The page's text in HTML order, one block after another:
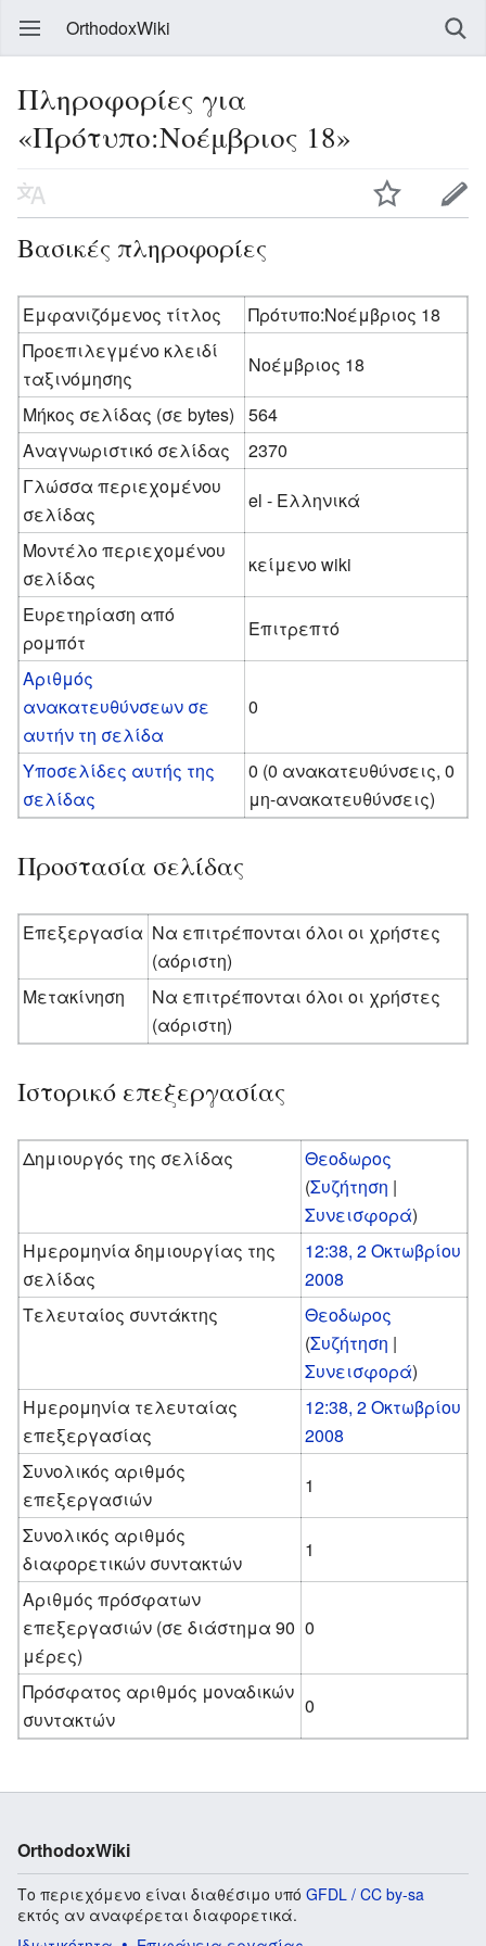
OrthodoxWiki
Πληροφορίες για
«Πρότυπο:Νοέμβριος 18»
Βασικές πληροφορίες
Εμφανιζόμενος τίτλος
Πρότυπο:Νοέμβριος 18
Προεπιλεγμένο κλειδί
ταξινόμησης
Νοέμβριος 18
Μήκος σελίδας (σε bytes)
564
Αναγνωριστικό σελίδας
2370
Γλώσσα περιεχομένου
σελίδας
el - Ελληνικά
Μοντέλο περιεχομένου
σελίδας
κείμενο wiki
Ευρετηρίαση από
ρομπότ
Επιτρεπτό
Αριθμός
ανακατευθύνσεων σε
αυτήν τη σελίδα
0
Υποσελίδες αυτής της
σελίδας
0 (0 ανακατευθύνσεις, 0
μη-ανακατευθύνσεις)
Προστασία σελίδας
Επεξεργασία Να επιτρέπονται όλοι οι χρήστες
(αόριστη)
Μετακίνηση
Να επιτρέπονται όλοι οι χρήστες
(αόριστη)
Ιστορικό επεξεργασίας
Δημιουργός της σελίδας
Θεοδωρος
(Συζήτηση |
Συνεισφορά)
Ημερομηνία δημιουργίας της
σελίδας
12:38, 2 Οκτωβρίου
2008
Τελευταίος συντάκτης
Θεοδωρος
(Συζήτηση |
Συνεισφορά)
Ημερομηνία τελευταίας
επεξεργασίας
12:38, 2 Οκτωβρίου
2008
Συνολικός αριθμός
επεξεργασιών
1
Συνολικός αριθμός
διαφορετικών συντακτών
1
Αριθμός πρόσφατων
επεξεργασιών (σε διάστημα 90
μέρες)
0
Πρόσφατος αριθμός μοναδικών
συντακτών
0
OrthodoxWiki
Το περιεχόμενο είναι διαθέσιμο υπό GFDL / CC by-sa
εκτός αν αναφέρεται διαφορετικά.